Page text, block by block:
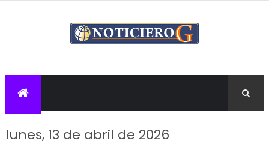
lunes, 13 de abril de 2026